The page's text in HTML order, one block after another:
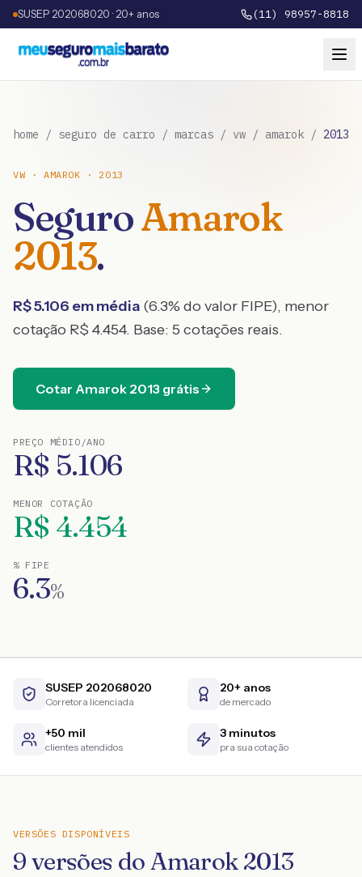
SUSEP 202068020 · 20+ anos (11) 98957-8818
home / seguro de carro / marcas / vw / amarok / 2013
VW ·AMAROK · 2013
SeguroAmarok
2013.
R$5.106 em média (6.3% do valor FIPE), menor
cotação R$ 4.454. Base: 5 cotações reais.
Cotar Amarok 2013 grátis
PREÇO MÉDIO/ANO
R$ 5.106
MENOR COTAÇÃO
R$ 4.454
% FIPE
6.3%
SUSEP 202068020
Corretora licenciada
20+ anos
de mercado
+50 mil
clientes atendidos
3 minutos
pra sua cotação
VERSÕES DISPONÍVEIS
9versões doAmarok2013